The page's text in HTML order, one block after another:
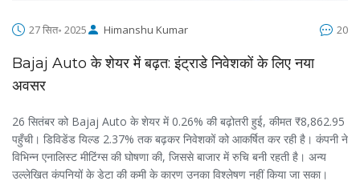
27 सित॰ 2025 Himanshu Kumar 20
Bajaj Auto के शेयर में बढ़त: इंट्राडे निवेशकों के लिए नया
अवसर
26 सितंबर को Bajaj Auto के शेयर में 0.26% की बढ़ोतरी हुई, कीमत ₹8,862.95
पहुँची। डिविडेंड यिल्ड 2.37% तक बढ़कर निवेशकों को आकर्षित कर रही है। कंपनी ने
विभिन्न एनालिस्ट मीटिंग्स की घोषणा की, जिससे बाजार में रुचि बनी रहती है। अन्य
उल्लेखित कंपनियों के डेटा की कमी के कारण उनका विश्लेषण नहीं किया जा सका।